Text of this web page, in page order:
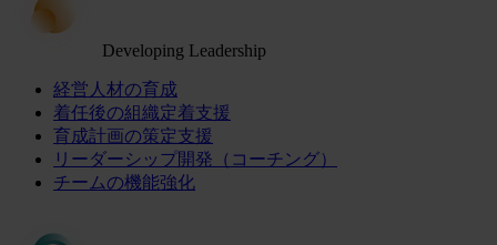
Developing Leadership
経営人材の育成
着任後の組織定着支援
育成計画の策定支援
リーダーシップ開発（コーチング）
チームの機能強化